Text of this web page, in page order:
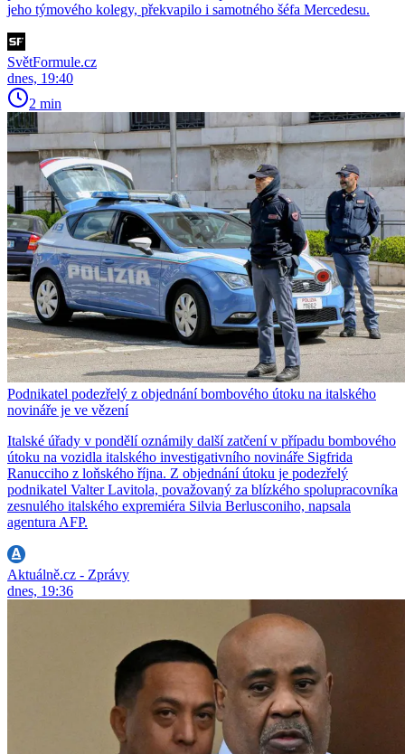
jeho týmového kolegy, překvapilo i samotného šéfa Mercedesu.
SvětFormule.cz
dnes, 19:40
2 min
Podnikatel podezřelý z objednání bombového útoku na italského
novináře je ve vězení
Italské úřady v pondělí oznámily další zatčení v případu bombového
útoku na vozidla italského investigativního novináře Sigfrida
Ranucciho z loňského října. Z objednání útoku je podezřelý
podnikatel Valter Lavitola, považovaný za blízkého spolupracovníka
zesnulého italského expremiéra Silvia Berlusconiho, napsala
agentura AFP.
Aktuálně.cz - Zprávy
dnes, 19:36